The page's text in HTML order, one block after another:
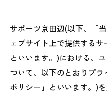
サポーツ京田辺(以下、「
ェブサイト上で提供するサ
といいます。)における、
ついて、以下のとおりプ
ポリシー」といいます。)を